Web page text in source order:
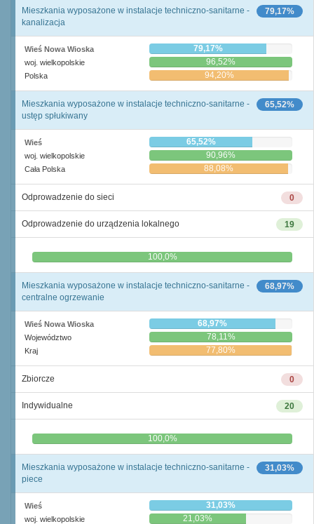
79,17%
Mieszkania wyposażone w instalacje techniczno-sanitarne -
kanalizacja
Wieś Nowa Wioska 79,17%
woj. wielkopolskie 96,52%
Polska 94,20%
65,52%
Mieszkania wyposażone w instalacje techniczno-sanitarne -
ustęp spłukiwany
Wieś 65,52%
woj. wielkopolskie 90,96%
Cała Polska 88,08%
0
Odprowadzenie do sieci
19
Odprowadzenie do urządzenia lokalnego
0,0% 100,0%
68,97%
Mieszkania wyposażone w instalacje techniczno-sanitarne -
centralne ogrzewanie
Wieś Nowa Wioska 68,97%
Województwo 78,11%
Kraj 77,80%
0
Zbiorcze
20
Indywidualne
0,0% 100,0%
31,03%
Mieszkania wyposażone w instalacje techniczno-sanitarne -
piece
Wieś 31,03%
woj. wielkopolskie 21,03%